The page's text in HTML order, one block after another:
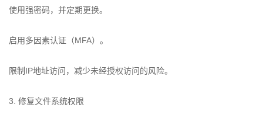
使用强密码，并定期更换。
启用多因素认证（MFA）。
限制IP地址访问，减少未经授权访问的风险。
3. 修复文件系统权限